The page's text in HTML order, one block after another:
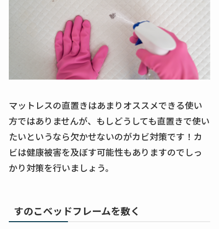
マットレスの直置きはあまりオススメできる使い
方ではありませんが、もしどうしても直置きで使い
たいというなら欠かせないのがカビ対策です！カ
ビは健康被害を及ぼす可能性もありますのでしっ
かり対策を行いましょう。
すのこベッドフレームを敷く